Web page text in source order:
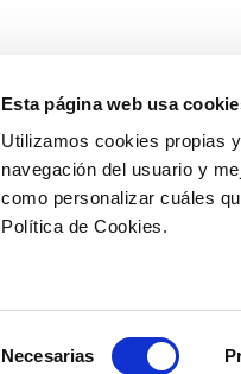
Esta página web usa
Utilizamos cookies propias
navegación del usuario y
como personalizar cuáles
Política de Cookies.
Necesarias